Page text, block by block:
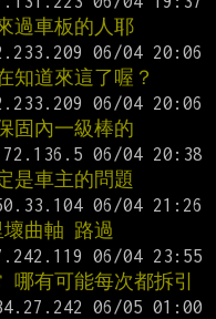
過車板的人耶
知道來這了喔？
固內一級棒的
是車主的問題
曲軸 路過
有可能每次都拆引